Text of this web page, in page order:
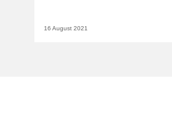
16 August 2021